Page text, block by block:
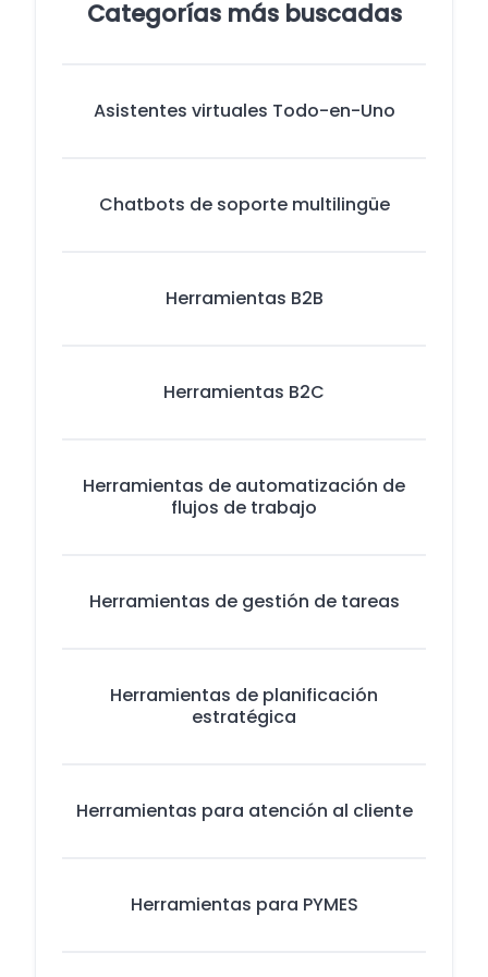
Categorías más buscadas
Asistentes virtuales Todo-en-Uno
Chatbots de soporte multilingüe
Herramientas B2B
Herramientas B2C
Herramientas de automatización de
flujos de trabajo
Herramientas de gestión de tareas
Herramientas de planificación
estratégica
Herramientas para atención al cliente
Herramientas para PYMES